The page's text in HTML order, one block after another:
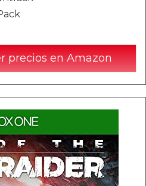
precios en Amazon